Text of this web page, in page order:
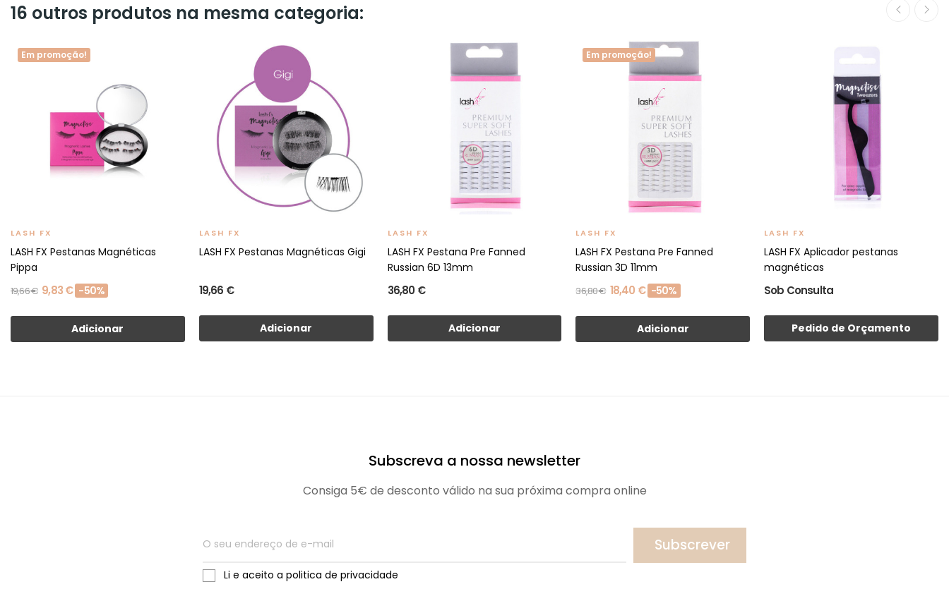
16 outros produtos na mesma categoria:
Em promoção!
LASH FX
LASH FX Pestanas Magnéticas
Pippa
19,66 € 9,83 € -50%
Adicionar
LASH FX
LASH FX Pestanas Magnéticas Gigi
19,66 €
Adicionar
LASH FX
LASH FX Pestana Pre Fanned
Russian 6D 13mm
36,80 €
Adicionar
Em promoção!
LASH FX
LASH FX Pestana Pre Fanned
Russian 3D 11mm
36,80 € 18,40 € -50%
Adicionar
LASH FX
LASH FX Aplicador pestanas
magnéticas
Sob Consulta
Pedido de Orçamento
Subscreva a nossa newsletter
Consiga 5€ de desconto válido na sua próxima compra online
Subscrever
Li e aceito a politica de privacidade